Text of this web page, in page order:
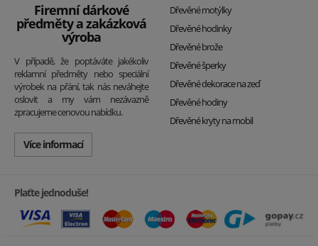
Firemní dárkové
předměty a zakázková
výroba
V případě, že poptáváte jakékoliv
reklamní předměty nebo speciální
výrobek na přání, tak nás neváhejte
oslovit a my vám nezávazně
zpracujeme cenovou nabídku.
Více informací
Dřevěné motýlky
Dřevěné hodinky
Dřevěné brože
Dřevěné šperky
Dřevěné dekorace na zeď
Dřevěné hodiny
Dřevěné kryty na mobil
Plaťte jednoduše!